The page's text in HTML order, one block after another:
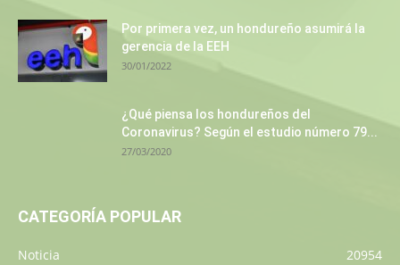
Por primera vez, un hondureño asumirá la
gerencia de la EEH
30/01/2022
¿Qué piensa los hondureños del
Coronavirus? Según el estudio número 79...
27/03/2020
CATEGORÍA POPULAR
Noticia
20954